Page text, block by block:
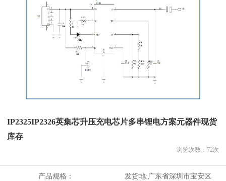
IP2325IP2326英集芯升压充电芯片多串锂电方案元器件现货
库存
浏览次数： 72次
产品规格： 发货地:广东省深圳市宝安区